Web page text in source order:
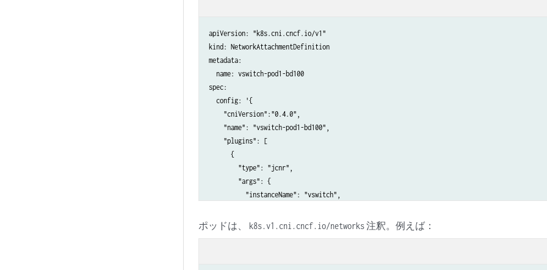
apiVersion: "k8s.cni.cncf.io/v1"
kind: NetworkAttachmentDefinition
metadata:
  name: vswitch-pod1-bd100
spec:
  config: '{
    "cniVersion":"0.4.0",
    "name": "vswitch-pod1-bd100",
    "plugins": [
      {
        "type": "jcnr",
        "args": {
          "instanceName": "vswitch",
	   "interfaceType": "veth",
ポッドは、 k8s.v1.cni.cncf.io/networks注釈。例えば：